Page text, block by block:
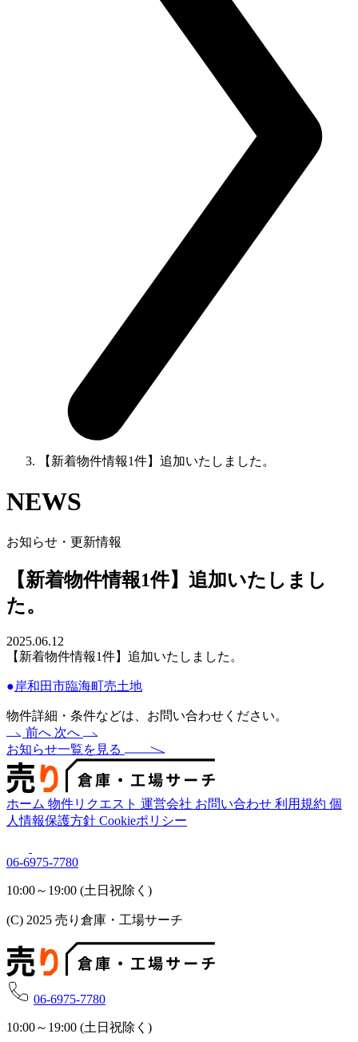
【新着物件情報1件】追加いたしました。
NEWS
お知らせ・更新情報
【新着物件情報1件】追加いたしまし
た。
2025.06.12
【新着物件情報1件】追加いたしました。
●岸和田市臨海町売土地
物件詳細・条件などは、お問い合わせください。
前へ 次へ
お知らせ一覧を見る
ホーム 物件リクエスト 運営会社 お問い合わせ 利用規約 個
人情報保護方針 Cookieポリシー
06-6975-7780
10:00～19:00 (土日祝除く)
(C) 2025 売り倉庫・工場サーチ
06-6975-7780
10:00～19:00 (土日祝除く)